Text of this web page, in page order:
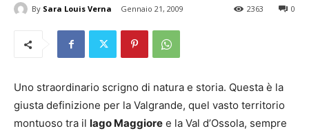
By Sara Louis Verna Gennaio 21, 2009 0
2363
Uno straordinario scrigno di natura e storia. Questa è la
giusta definizione per la Valgrande, quel vasto territorio
montuoso tra il lago Maggiore e la Val d’Ossola, sempre